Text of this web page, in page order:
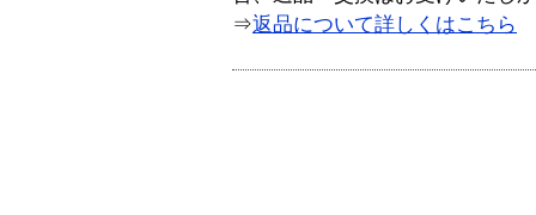
⇒返品について詳しくはこちら